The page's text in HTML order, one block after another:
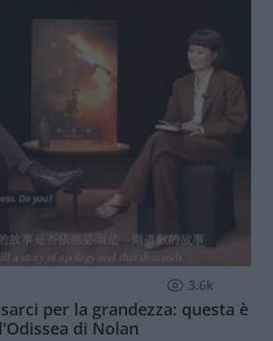
3.6k
per la grandezza: questa è
l'Odissea di Nolan